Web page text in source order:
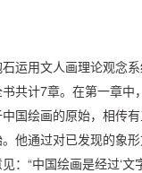
运用文人画理论观念
共计7章。在第一章
国绘画的原始，相传
他通过对已发现的象
：“中国绘画是经过‘